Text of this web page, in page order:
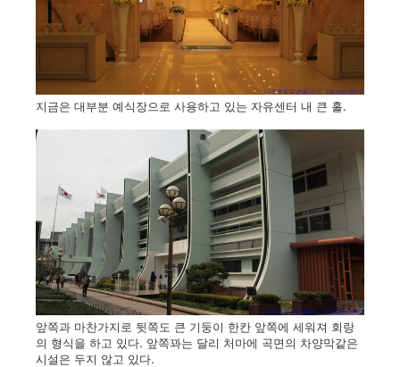
지금은 대부분 예식장으로 사용하고 있는 자유센터 내 큰 홀.
앞쪽과 마찬가지로 뒷쪽도 큰 기둥이 한칸 앞쪽에 세워져 회랑
의 형식을 하고 있다. 앞쪽꽈는 달리 처마에 곡면의 차양막같은
시설은 두지 않고 있다.